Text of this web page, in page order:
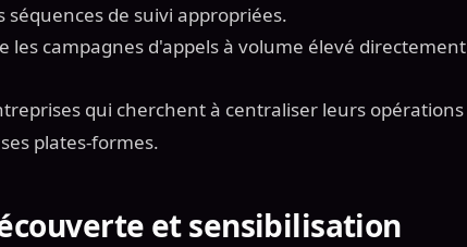
de suivi appropriées.
les campagnes d'appels à volume élevé directement
qui cherchent à centraliser leurs opérations
plates-formes.
et sensibilisation